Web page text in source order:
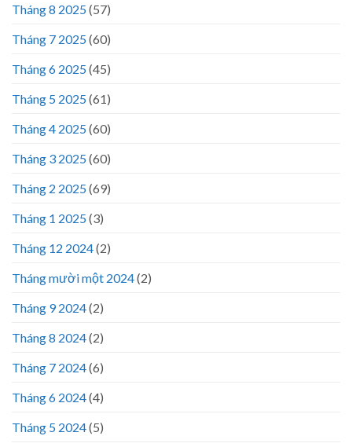
Tháng 8 2025(57)
Tháng 7 2025(60)
Tháng 6 2025(45)
Tháng 5 2025(61)
Tháng 4 2025(60)
Tháng 3 2025(60)
Tháng 2 2025(69)
Tháng 1 2025(3)
Tháng 12 2024(2)
Tháng mười một 2024(2)
Tháng 9 2024(2)
Tháng 8 2024(2)
Tháng 7 2024(6)
Tháng 6 2024(4)
Tháng 5 2024(5)